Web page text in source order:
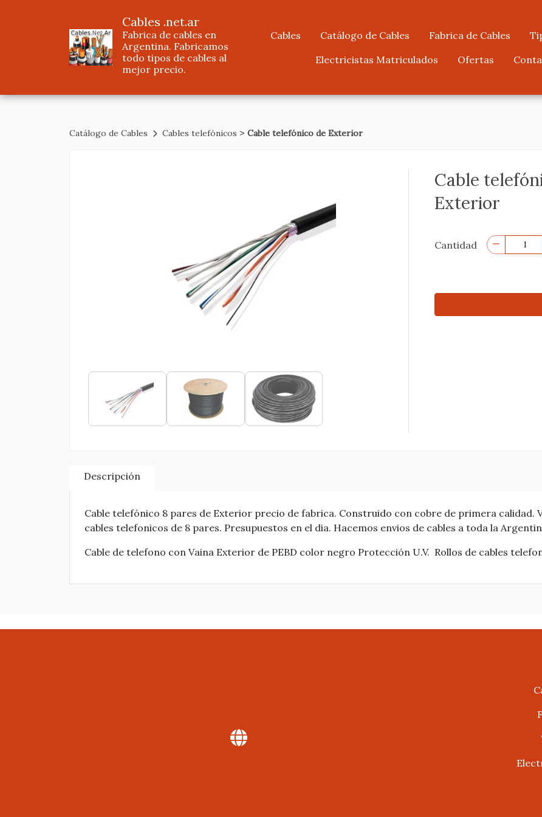
Cables .net.ar
Fabrica de cables en
Argentina. Fabricamos
todo tipos de cables al
mejor precio.
Cables Catálogo de Cables Fabrica de Cables
Electricistas Matriculados
Ofertas
Catálogo de Cables Cables telefónicos > Cable telefónico de Exterior
Cable
Exterior
Cantidad
Descripción
Cable telefónico 8 pares de Exterior precio de fabrica. Construido con cobre de primera calidad.
cables telefonicos de 8 pares. Presupuestos en el dia. Hacemos envios de cables a toda la
Cable de telefono con Vaina Exterior de PEBD color negro Protección U.V. Rollos de cables